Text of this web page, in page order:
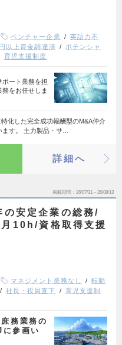
ベンチャー企業
英語力不
以上資金調達済
ポテンシャ
育児支援制度
ート業務を担
をお任せしま
化した完全成功報酬型のM&A仲介
す。 主力製品・サ…
詳細へ
掲載期間 26/07/31～26/08/13
の安定企業の総務/
10h/資格取得支援
マネジメント業務なし
転勤
社長・役員直下
育児支援制
務業務の
参画い